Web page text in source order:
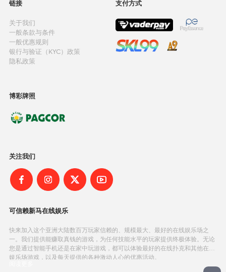
可信赖新马在线娱乐
快来加入这个亚洲大陆数百万玩家信赖的、规模最大、最好的在线娱乐场之
一。我们提供能赚取真钱的游戏，为任何技能水平的玩家提供终极体验。无论
您是通过智能手机还是在家中玩游戏，都可以体验最好的在线扑克和其他在线
娱乐场游戏，以及每天提供的各种激动人心的优惠活动。
关注我们
链接
关于我们
一般条款与条件
一般优惠规则
银行与验证（KYC）政策
隐私政策
支付方式
博彩牌照